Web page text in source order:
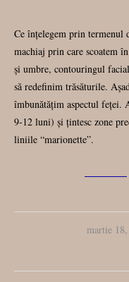
Ce înțelegem prin termenul
machiaj prin care scoatem
și umbre, contouringul
să redefinim trăsăturile.
îmbunătățim aspectul feței.
9-12 luni) și țintesc zone
liniile “marionette”.
martie